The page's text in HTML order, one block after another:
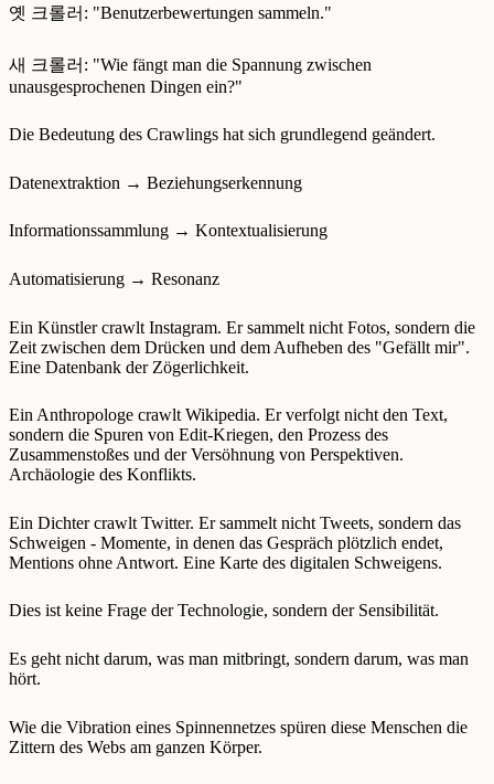
옛 크롤러: "Benutzerbewertungen sammeln."
새 크롤러: "Wie fängt man die Spannung zwischen
unausgesprochenen Dingen ein?"
Die Bedeutung des Crawlings hat sich grundlegend geändert.
Datenextraktion → Beziehungserkennung
Informationssammlung → Kontextualisierung
Automatisierung → Resonanz
Ein Künstler crawlt Instagram. Er sammelt nicht Fotos, sondern die
Zeit zwischen dem Drücken und dem Aufheben des "Gefällt mir".
Eine Datenbank der Zögerlichkeit.
Ein Anthropologe crawlt Wikipedia. Er verfolgt nicht den Text,
sondern die Spuren von Edit-Kriegen, den Prozess des
Zusammenstoßes und der Versöhnung von Perspektiven.
Archäologie des Konflikts.
Ein Dichter crawlt Twitter. Er sammelt nicht Tweets, sondern das
Schweigen - Momente, in denen das Gespräch plötzlich endet,
Mentions ohne Antwort. Eine Karte des digitalen Schweigens.
Dies ist keine Frage der Technologie, sondern der Sensibilität.
Es geht nicht darum, was man mitbringt, sondern darum, was man
hört.
Wie die Vibration eines Spinnennetzes spüren diese Menschen die
Zittern des Webs am ganzen Körper.